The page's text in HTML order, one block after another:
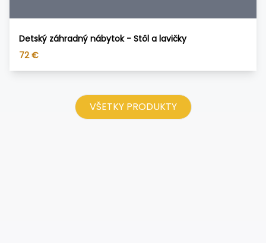
Detský záhradný nábytok - Stôl a lavičky
72 €
VŠETKY PRODUKTY